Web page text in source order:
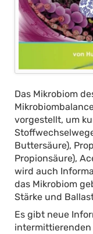
Das Mikrobiom
vorgestellt, um
Buttersäure),
Propionsäure),
wird auch
das Mikrobiom
Stärke und
Es gibt neue
intermittierenden